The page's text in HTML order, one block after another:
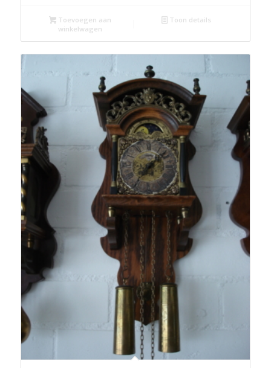
Toevoegen aan
winkelwagen
Toon details